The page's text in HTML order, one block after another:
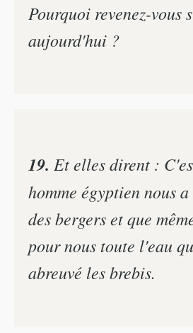
Pourquoi revenez-vous
aujourd'hui ?
19. Et elles dirent :
homme égyptien nous
des bergers et que
pour nous toute l'eau
abreuvé les brebis.